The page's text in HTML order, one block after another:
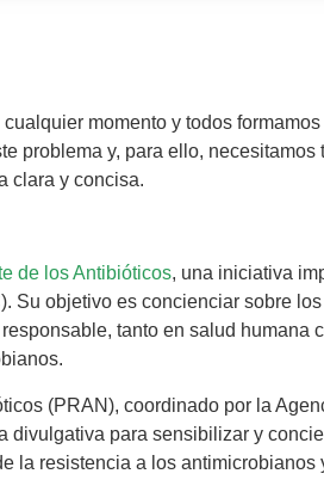
momento y todos
problema y, para ello, necesitamos
clara y concisa.
de los Antibióticos, una iniciativa
Su objetivo es concienciar sobre
tanto en salud humana
(PRAN), coordinado por la
divulgativa para sensibilizar y
la resistencia a los antimicrobianos